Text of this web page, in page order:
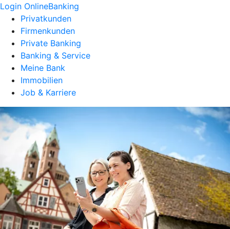
Login OnlineBanking
Privatkunden
Firmenkunden
Private Banking
Banking & Service
Meine Bank
Immobilien
Job & Karriere